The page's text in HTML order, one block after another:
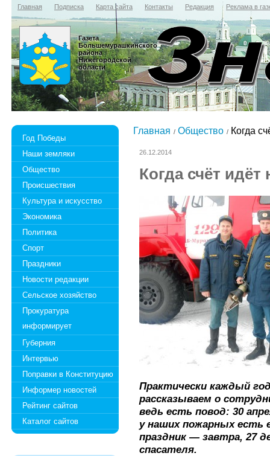
Главная Подписка Карта сайта Контакты Редакция Реклама в
Газета
Большемурашкинского
района
Нижегородской
области
Год Победы
Наши земляки
Общество
Происшествия
Культура и искусство
Экономика
Политика
Спорт
Праздники
Новости редакции
Сельское хозяйство
Прокуратура
информирует
Губерния
Интервью
Поправки в Конституцию
Информер новостей
Рейтинг сайтов
Каталог сайтов
Главная Общество Когда
26.12.2014
Когда счёт
Практически каждый
рассказываем о
ведь есть повод: 30
у наших пожарных есть
праздник — завтра, 27
спасателя.